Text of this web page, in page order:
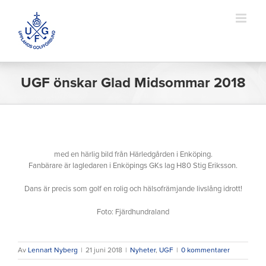
innehållet
UGF önskar Glad Midsommar 2018
med en härlig bild från Härledgården i Enköping.
Fanbärare är lagledaren i Enköpings GKs lag H80 Stig Eriksson.
Dans är precis som golf en rolig och hälsofrämjande livslång idrott!
Foto: Fjärdhundraland
Av Lennart Nyberg 21 juni 2018 Nyheter, UGF 0 kommentarer